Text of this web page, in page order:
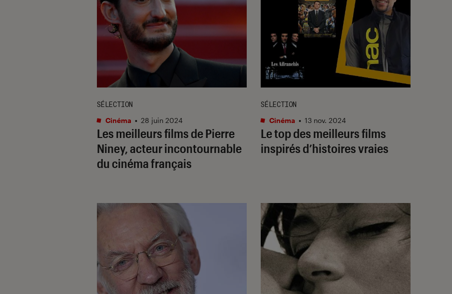
Les meilleurs films de Pierre
Niney, acteur incontournable
du cinéma français
SÉLECTION
Cinéma • 28 juin 2024
Le top des meilleurs films
inspirés d’histoires vraies
SÉLECTION
Cinéma • 13 nov. 2024